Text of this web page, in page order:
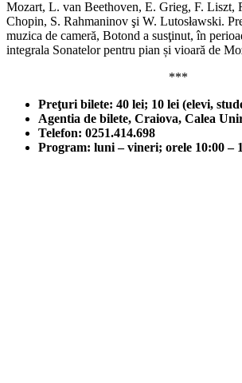
Mozart, L. van Beethoven, E. Grieg, F. Liszt,
Chopin, S. Rahmaninov şi W. Lutosławski.
muzica de cameră, Botond a susţinut, în
integrala Sonatelor pentru pian și vioară de
***
Preţuri bilete: 40 lei; 10 lei (elevi,
Agentia de bilete, Craiova, Calea
Telefon: 0251.414.698
Program: luni – vineri; orele 10:00 –